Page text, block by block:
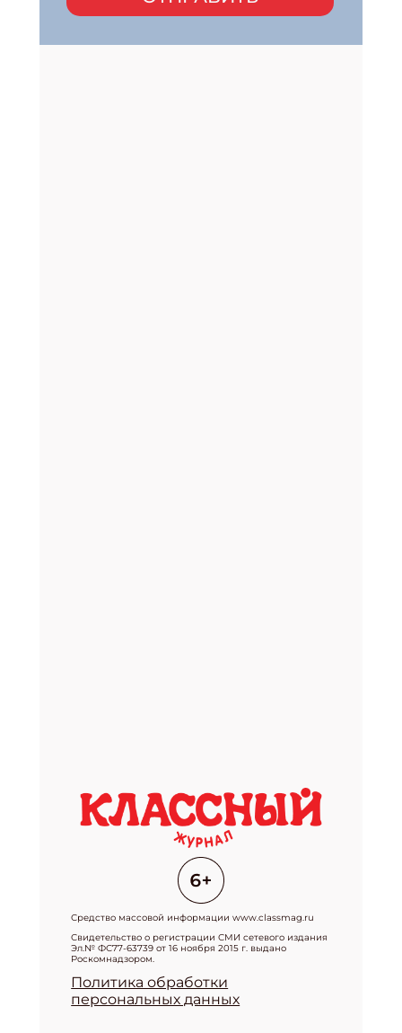
Средство массовой информации www.classmag.ru
Свидетельство о регистрации СМИ сетевого издания
Эл.№ ФС77-63739 от 16 ноября 2015 г. выдано
Роскомнадзором.
Политика обработки
персональных данных